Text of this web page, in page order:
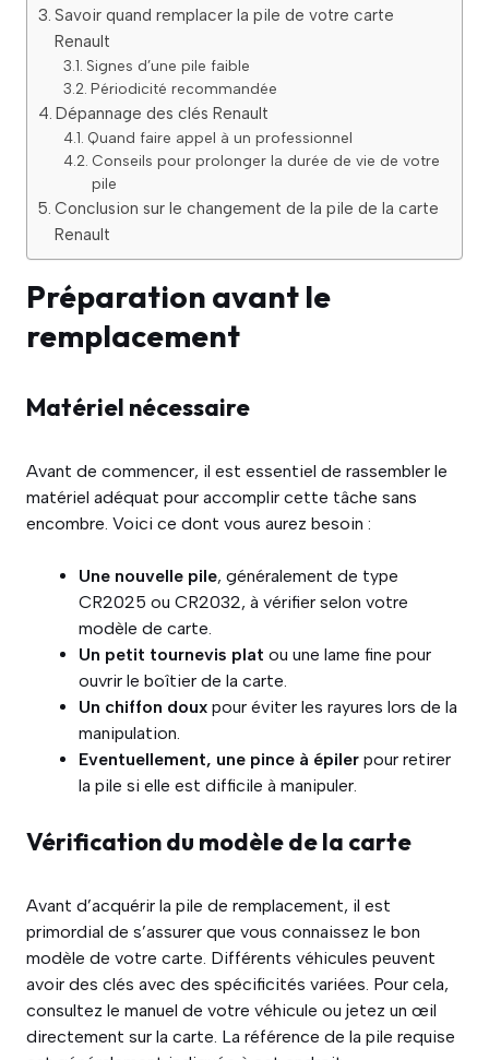
Savoir quand remplacer la pile de votre carte
Renault
Signes d’une pile faible
Périodicité recommandée
Dépannage des clés Renault
Quand faire appel à un professionnel
Conseils pour prolonger la durée de vie de votre
pile
Conclusion sur le changement de la pile de la carte
Renault
Préparation avant le
remplacement
Matériel nécessaire
Avant de commencer, il est essentiel de rassembler le
matériel adéquat pour accomplir cette tâche sans
encombre. Voici ce dont vous aurez besoin :
Une nouvelle pile, généralement de type
CR2025 ou CR2032, à vérifier selon votre
modèle de carte.
Un petit tournevis plat ou une lame fine pour
ouvrir le boîtier de la carte.
Un chiffon doux pour éviter les rayures lors de la
manipulation.
Eventuellement, une pince à épiler pour retirer
la pile si elle est difficile à manipuler.
Vérification du modèle de la carte
Avant d’acquérir la pile de remplacement, il est
primordial de s’assurer que vous connaissez le bon
modèle de votre carte. Différents véhicules peuvent
avoir des clés avec des spécificités variées. Pour cela,
consultez le manuel de votre véhicule ou jetez un œil
directement sur la carte. La référence de la pile requise